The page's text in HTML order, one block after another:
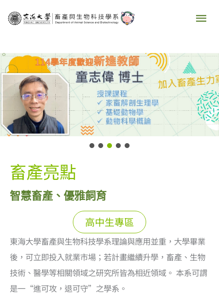
要
內
容
主
選
單
畜產亮點
智慧畜產、優雅飼育
高中生專區
東海大學畜產與生物科技學系理論與應用並重，大學畢業
後，可立即投入就業市場；若計畫繼續升學，畜產、生物
技術、醫學等相關領域之研究所皆為相近領域。 本系可謂
是一“進可攻，退可守”之學系。